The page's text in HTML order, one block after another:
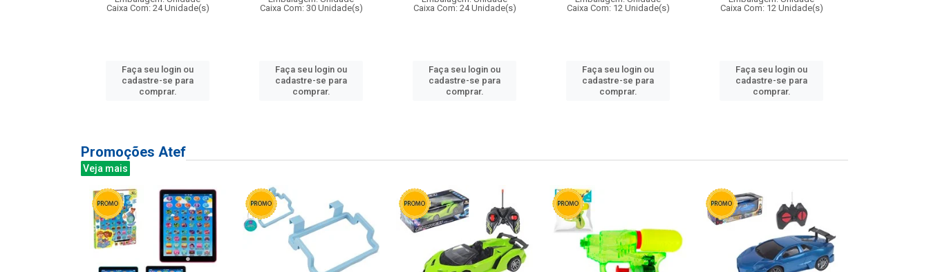
Caixa Com: 24 Unidade(s)
Faça seu login ou
cadastre-se para
comprar.
Caixa Com: 30 Unidade(s)
Faça seu login ou
cadastre-se para
comprar.
Caixa Com: 24 Unidade(s)
Faça seu login ou
cadastre-se para
comprar.
Caixa Com: 12 Unidade(s)
Faça seu login ou
cadastre-se para
comprar.
Caixa Com: 12 Unidade(s)
Faça seu login ou
cadastre-se para
comprar.
Promoções Atef
Veja mais